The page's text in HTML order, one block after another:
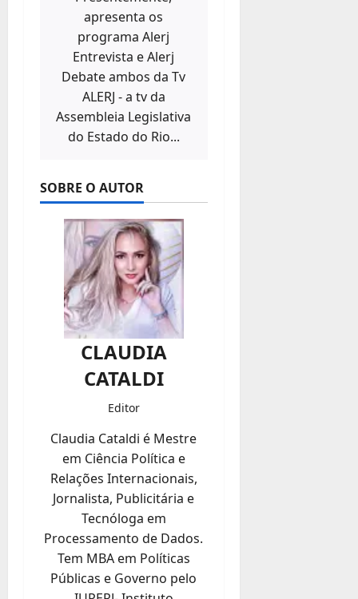
apresenta os
programa Alerj
Entrevista e Alerj
Debate ambos da Tv
ALERJ - a tv da
Assembleia Legislativa
do Estado do Rio...
SOBRE O AUTOR
CLAUDIA
CATALDI
Editor
Claudia Cataldi é Mestre
em Ciência Política e
Relações Internacionais,
Jornalista, Publicitária e
Tecnóloga em
Processamento de Dados.
Tem MBA em Políticas
Públicas e Governo pelo